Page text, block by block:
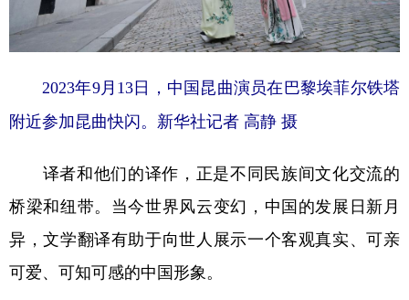
2023年9月13日，中国昆曲演员在巴黎埃菲尔铁塔
附近参加昆曲快闪。新华社记者 高静 摄
译者和他们的译作，正是不同民族间文化交流的
桥梁和纽带。当今世界风云变幻，中国的发展日新月
异，文学翻译有助于向世人展示一个客观真实、可亲
可爱、可知可感的中国形象。